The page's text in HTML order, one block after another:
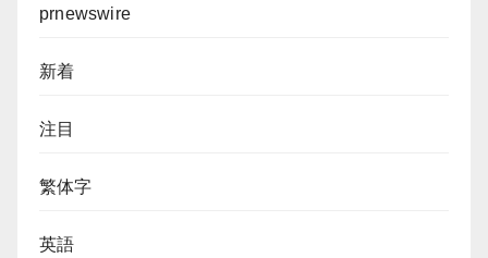
prnewswire
新着
注目
繁体字
英語